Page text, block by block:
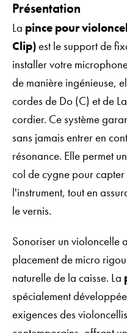
Présentation
La pince pour
Clip)est le support de
installer votre
de manière ingénieuse,
cordes de Do (C) et de
cordier. Ce système
sans jamais entrer en
résonance. Elle permet
col de cygne pour
l'instrument, tout en
le vernis.
Sonoriser un violoncelle
placement de micro
naturelle de la caisse. La
spécialement
exigences des